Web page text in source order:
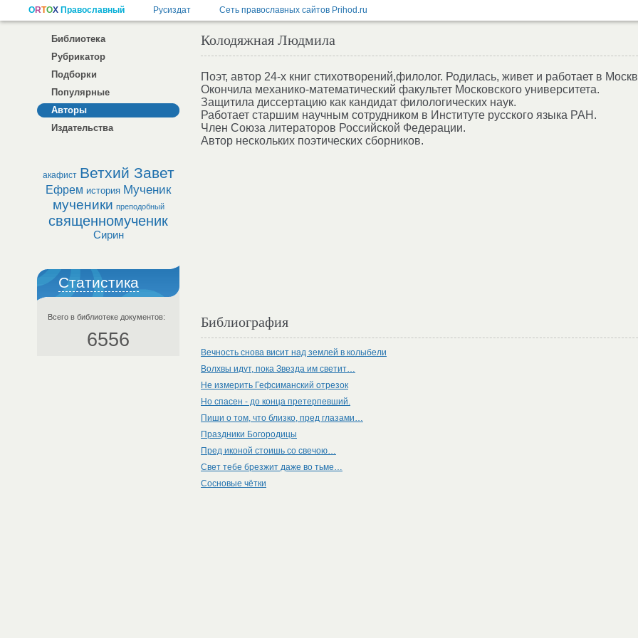
Библиотека
Рубрикатор
Подборки
Популярные
Авторы
Издательства
акафист Ветхий Завет
Ефрем история Мученик
мученики преподобный
священномученик
Сирин
Статистика
Всего в библиотеке документов:
6556
Колодяжная Людмила
Поэт, автор 24-х книг стихотворений,филолог. Родилась, живет и работает в
Окончила механико-математический факультет Московского университета.
Защитила диссертацию как кандидат филологических наук.
Работает старшим научным сотрудником в Институте русского языка РАН.
Член Союза литераторов Российской Федерации.
Автор нескольких поэтических сборников.
Библиография
Вечность снова висит над землей в колыбели
Волхвы идут, пока Звезда им светит…
Не измерить Гефсиманский отрезок
Но спасен - до конца претерпевший.
Пиши о том, что близко, пред глазами…
Праздники Богородицы
Пред иконой стоишь со свечою…
Свет тебе брезжит даже во тьме…
Сосновые чётки